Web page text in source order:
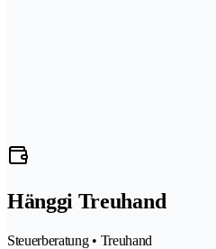
Hänggi Treuhand
Steuerberatung • Treuhand